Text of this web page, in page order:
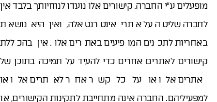
מופעלים ע"י החברה. קישורים אלו נועדו לנוחיותך בלבד אין
לחברה שליטה על אתרי אינטרנט אלה, ואין היא נושאת
באחריות לתכנים המופיעים באתרים אלו. אין בהכללת
קישורים לאתרים אחרים כדי להעיד על תמיכה בתוכן של
אתרים אלו או על כל קשר אחר לאתרים אלו או
למפעיליהם. החברה אינה מתחייבת לתקינות הקישורים, או